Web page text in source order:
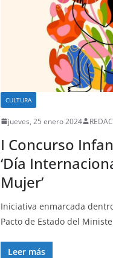
CULTURA
jueves, 25 enero 2024
I Concurso
‘Día
Mujer’
Iniciativa enmarcada
Pacto de Estado del
Leer más